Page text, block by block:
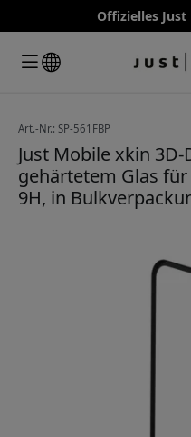
Offizielles
Art.-Nr.: SP-561FBP
Just Mobile xkin
gehärtetem Glas für
9H, in